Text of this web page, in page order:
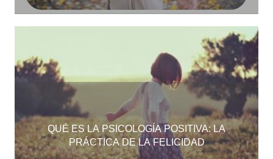
QUÉ ES LA PSICOLOGÍA POSITIVA: LA
PRÁCTICA DE LA FELICIDAD